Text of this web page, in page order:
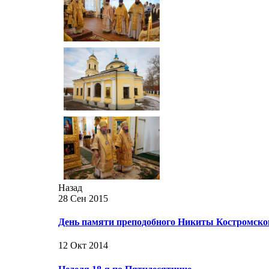
Назад
28 Сен 2015
День памяти преподобного Никиты
12 Окт 2014